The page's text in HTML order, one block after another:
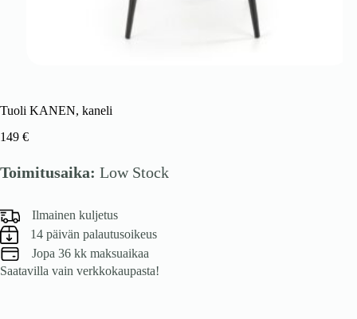
Tuoli KANEN, kaneli
149 €
Toimitusaika: Low Stock
Ilmainen kuljetus
14 päivän palautusoikeus
Jopa 36 kk maksuaikaa
Saatavilla vain verkkokaupasta!